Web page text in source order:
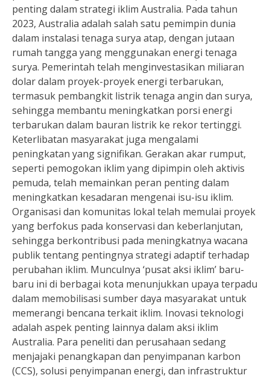
penting dalam strategi iklim Australia. Pada tahun
2023, Australia adalah salah satu pemimpin dunia
dalam instalasi tenaga surya atap, dengan jutaan
rumah tangga yang menggunakan energi tenaga
surya. Pemerintah telah menginvestasikan miliaran
dolar dalam proyek-proyek energi terbarukan,
termasuk pembangkit listrik tenaga angin dan surya,
sehingga membantu meningkatkan porsi energi
terbarukan dalam bauran listrik ke rekor tertinggi.
Keterlibatan masyarakat juga mengalami
peningkatan yang signifikan. Gerakan akar rumput,
seperti pemogokan iklim yang dipimpin oleh aktivis
pemuda, telah memainkan peran penting dalam
meningkatkan kesadaran mengenai isu-isu iklim.
Organisasi dan komunitas lokal telah memulai proyek
yang berfokus pada konservasi dan keberlanjutan,
sehingga berkontribusi pada meningkatnya wacana
publik tentang pentingnya strategi adaptif terhadap
perubahan iklim. Munculnya ‘pusat aksi iklim’ baru-
baru ini di berbagai kota menunjukkan upaya terpadu
dalam memobilisasi sumber daya masyarakat untuk
memerangi bencana terkait iklim. Inovasi teknologi
adalah aspek penting lainnya dalam aksi iklim
Australia. Para peneliti dan perusahaan sedang
menjajaki penangkapan dan penyimpanan karbon
(CCS), solusi penyimpanan energi, dan infrastruktur